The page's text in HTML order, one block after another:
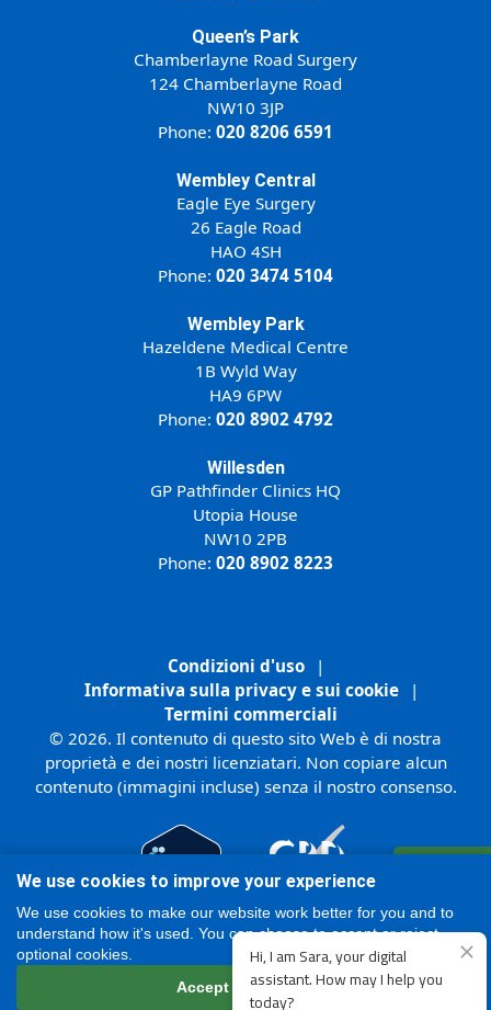
Queen’s Park
Chamberlayne Road Surgery
124 Chamberlayne Road
NW10 3JP
Phone: 020 8206 6591
Wembley Central
Eagle Eye Surgery
26 Eagle Road
HAO 4SH
Phone: 020 3474 5104
Wembley Park
Hazeldene Medical Centre
1B Wyld Way
HA9 6PW
Phone: 020 8902 4792
Willesden
GP Pathfinder Clinics HQ
Utopia House
NW10 2PB
Phone: 020 8902 8223
Condizioni d'uso
|
Informativa sulla privacy e sui cookie
|
Termini commerciali
© 2026. Il contenuto di questo sito Web è di nostra
proprietà e dei nostri licenziatari. Non copiare alcun
contenuto (immagini incluse) senza il nostro consenso.
We use cookies to improve your experience
We use cookies to make our website work better for you and to
understand how it's used. You can choose to accept or reject
optional cookies.
Accept all cookies